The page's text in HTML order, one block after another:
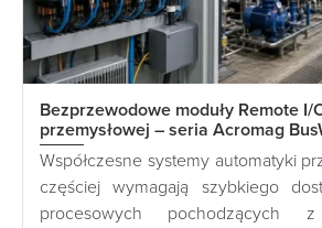
Bezprzewodowe moduły Remote I/
przemysłowej – seria Acromag
Współczesne systemy automatyki
częściej wymagają szybkiego
procesowych pochodzących z